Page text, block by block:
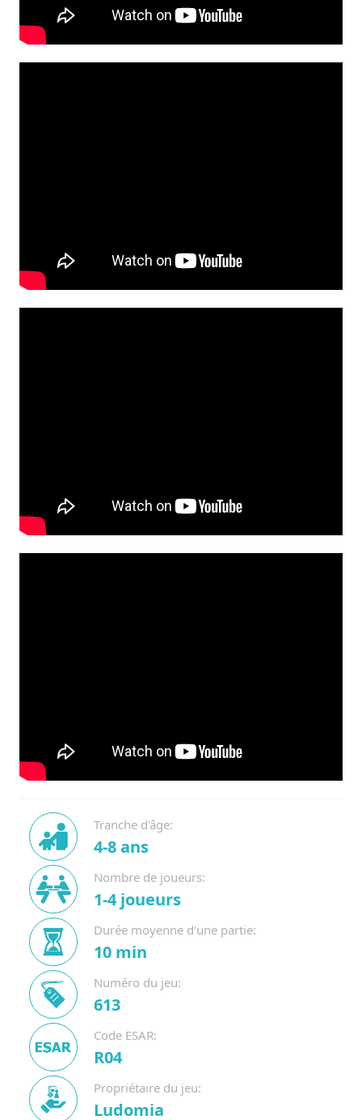
Tranche d'âge:
4-8 ans
Nombre de joueurs:
1-4 joueurs
Durée moyenne d'une partie:
10 min
Numéro du jeu:
613
Code ESAR:
R04
Propriétaire du jeu:
Ludomia